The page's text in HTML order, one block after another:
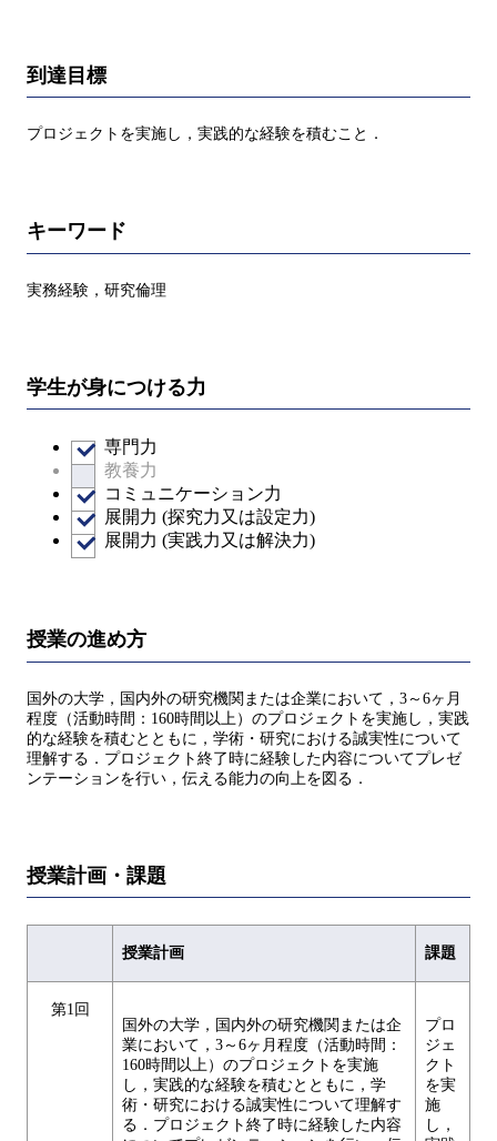
到達目標
プロジェクトを実施し，実践的な経験を積むこと．
キーワード
実務経験，研究倫理
学生が身につける力
専門力
教養力
コミュニケーション力
展開力 (探究力又は設定力)
展開力 (実践力又は解決力)
授業の進め方
国外の大学，国内外の研究機関または企業において，3～6ヶ月
程度（活動時間：160時間以上）のプロジェクトを実施し，実践
的な経験を積むとともに，学術・研究における誠実性について
理解する．プロジェクト終了時に経験した内容についてプレゼ
ンテーションを行い，伝える能力の向上を図る．
授業計画・課題
授業計画 課題
第1回
国外の大学，国内外の研究機関または企
業において，3～6ヶ月程度（活動時間：
160時間以上）のプロジェクトを実施
し，実践的な経験を積むとともに，学
術・研究における誠実性について理解す
る．プロジェクト終了時に経験した内容
プロ
ジェ
クト
を実
施
し，